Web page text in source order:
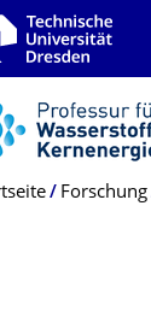
Menü
Forschung